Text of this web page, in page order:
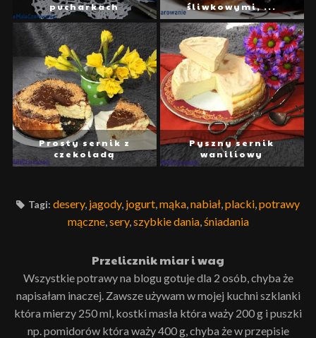
pucharkach
śliwkowymi, ...
Prosty sernik z
czekoladą
Pyszny sernik
waniliowy
Tagi: desery, jagody, jogurt mąka nabiał placki potrawy
mączne, sery, szybkie dania, śniadania
Przelicznik miar i wag
Wszystkie potrawy na blogu gotuje dla 2 osób, chyba że
napisałam inaczej. Zawsze używam w mojej kuchni szklanki
która mierzy 250 ml, kostki masła która waży 200 g i puszki
np. pomidorów która waży 400 g, chyba że w przepisie